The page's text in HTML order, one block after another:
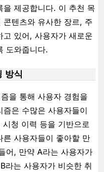
제공합니다. 이 추천 목
텐츠와 유사한 장르, 주
있어, 사용자가 새로운
도와줍니다.
방식
을 통해 사용자 경험을
은 수많은 사용자들이
청 이력 등을 기반으로
사용자들이 좋아할 만
어, 만약 A라는 사용자가
라는 사용자가 비슷한 취